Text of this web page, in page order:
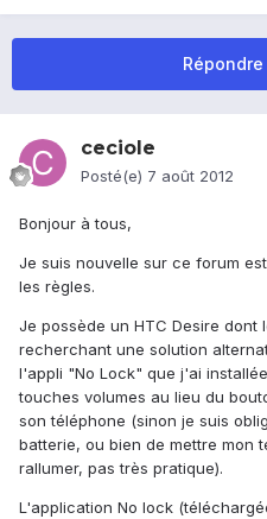
ceciole
Posté(e) 7 août 2012
Bonjour à tous,
Je suis nouvelle sur ce forum
les règles.
Je possède un HTC Desire dont
recherchant une solution
l'appli "No Lock" que j'ai
touches volumes au lieu du
son téléphone (sinon je suis
batterie, ou bien de mettre mon
rallumer, pas très pratique).
L'application No lock